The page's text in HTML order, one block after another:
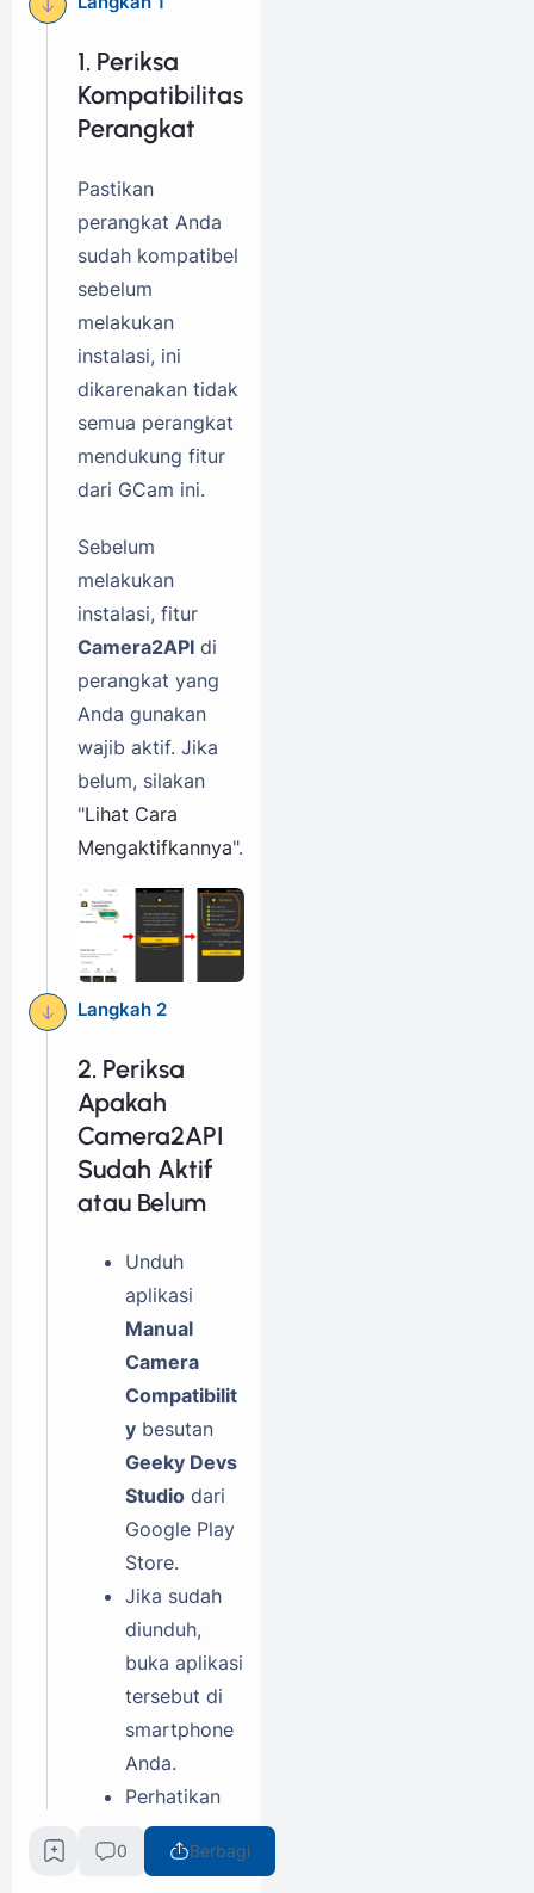
1. Periksa
Kompatibilitas
Perangkat
Pastikan
perangkat Anda
sudah kompatibel
sebelum
melakukan
instalasi, ini
dikarenakan tidak
semua perangkat
mendukung fitur
dari GCam ini.
Sebelum
melakukan
instalasi, fitur
Camera2API di
perangkat yang
Anda gunakan
wajib aktif. Jika
belum, silakan
"Lihat Cara
Mengaktifkannya".
2. Periksa
Apakah
Camera2API
Sudah Aktif
atau Belum
Unduh
aplikasi
Manual
Camera
Compatibilit
y besutan
Geeky Devs
Studio dari
Google Play
Store.
Jika sudah
diunduh,
buka aplikasi
tersebut di
smartphone
Anda.
Perhatikan
daftar yang
muncul
0 Berbagi